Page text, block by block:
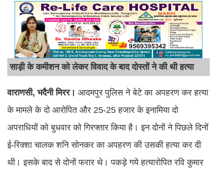
साड़ी के कमीशन को लेकर विवाद के बाद दोस्तों ने की थी हत्या
वाराणसी, भदैनी मिरर। आदमपुर पुलिस ने बेटे का अपहरण कर हत्या
के मामले के दो आरोपित और 25-25 हजार के इनामिया दो
अपराधियों को बुधवार को गिरफ्तार किया है। इन दोनों ने पिछले दिनों
ई-रिक्शा चालक शनि सोनकर का अपहरण की उसकी हत्या कर दी
थी। इसके बाद से दोनों फरार थे। पकड़े गये हत्यारोपित रवि कुमार